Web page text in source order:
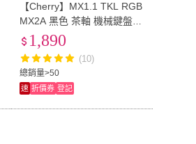
【Cherry】MX1.1 TKL RGB
MX2A 黑色 茶軸 機械鍵盤(M
X2A/懸浮式/無鋼板/遊戲/電
總銷量>50
1,890
(10)
速 折價券 登記